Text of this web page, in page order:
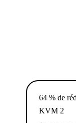
64 % de
KVM 2